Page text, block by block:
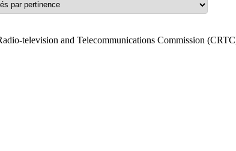
television and Telecommunications Commission